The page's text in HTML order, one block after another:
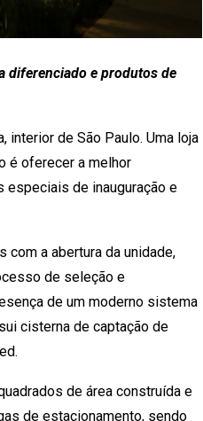
diferenciado e produtos de
interior de São Paulo. Uma loja
é oferecer a melhor
de inauguração e
a abertura da unidade,
de seleção e
de um moderno sistema
cisterna de captação de
de área construída e
de estacionamento, sendo